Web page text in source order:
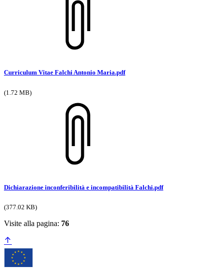
Curriculum Vitae Falchi Antonio Maria.pdf
(1.72 MB)
Dichiarazione inconferibilità e incompatibilità Falchi.pdf
(377.02 KB)
Visite alla pagina: 76